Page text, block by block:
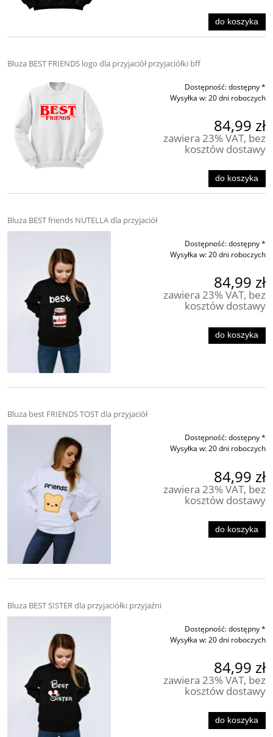
do koszyka
Bluza BEST FRIENDS logo dla przyjaciół przyjaciółki bff
Dostępność:dostępny *
Wysyłka w:20 dni roboczych
84,99 zł
zawiera 23% VAT, bez
kosztów dostawy
do koszyka
Bluza BEST friends NUTELLA dla przyjaciół
Dostępność:dostępny *
Wysyłka w:20 dni roboczych
84,99 zł
zawiera 23% VAT, bez
kosztów dostawy
do koszyka
Bluza best FRIENDS TOST dla przyjaciół
Dostępność:dostępny *
Wysyłka w:20 dni roboczych
84,99 zł
zawiera 23% VAT, bez
kosztów dostawy
do koszyka
Bluza BEST SISTER dla przyjaciółki przyjaźni
Dostępność:dostępny *
Wysyłka w:20 dni roboczych
84,99 zł
zawiera 23% VAT, bez
kosztów dostawy
do koszyka